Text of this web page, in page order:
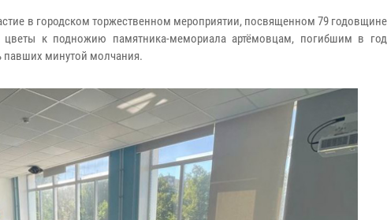
в городском торжественном мероприятии, посвященном 79
к подножию памятника-мемориала артёмовцам, погибшим в
павших минутой молчания.